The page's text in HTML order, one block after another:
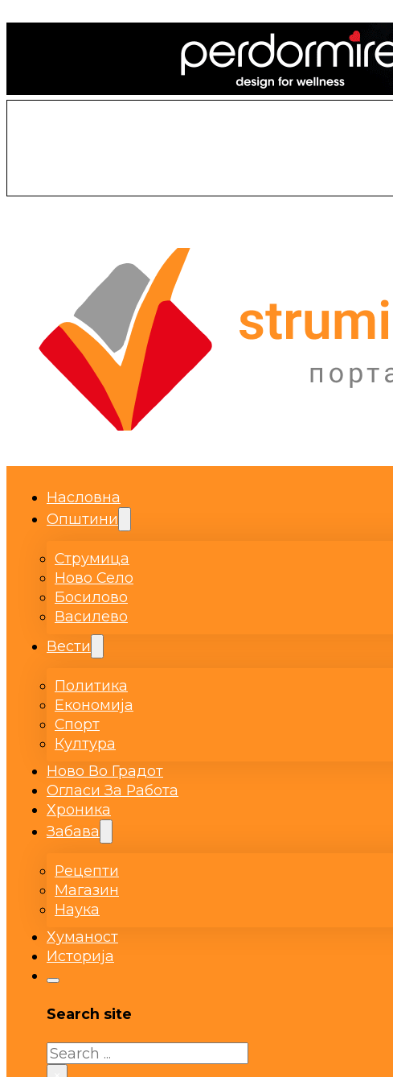
Насловна
Општини
Струмица
Ново Село
Босилово
Василево
Вести
Политика
Економија
Спорт
Култура
Ново Во Градот
Огласи За Работа
Хроника
Забава
Рецепти
Магазин
Наука
Хуманост
Историја
Search site
Search